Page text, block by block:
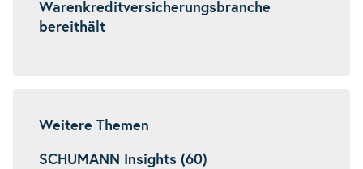
Warenkreditversicherungsbranche
bereithält
Weitere Themen
SCHUMANN Insights (60)